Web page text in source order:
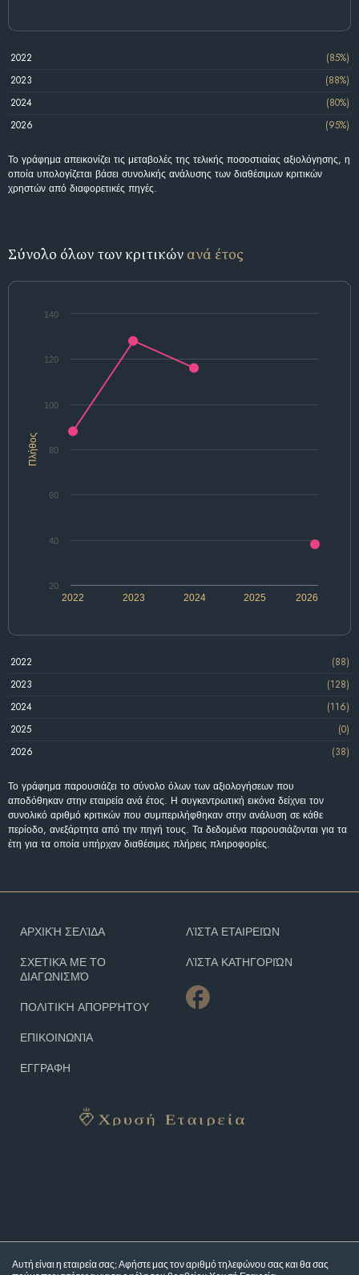
2022
(85%)
2023
(88%)
2024
(80%)
2026
(95%)
Το γράφημα απεικονίζει τις μεταβολές της τελικής ποσοστιαίας αξιολόγησης, η
οποία υπολογίζεται βάσει συνολικής ανάλυσης των διαθέσιμων κριτικών
χρηστών από διαφορετικές πηγές.
Σύνολο όλων των κριτικών ανά έτος
Πλήθος
2025
2022 2023 2024 2026
20
40
60
80
100
120
140
2022
(88)
2023
(128)
2024
(116)
2025
(0)
2026
(38)
Το γράφημα παρουσιάζει το σύνολο όλων των αξιολογήσεων που
αποδόθηκαν στην εταιρεία ανά έτος. Η συγκεντρωτική εικόνα δείχνει τον
συνολικό αριθμό κριτικών που συμπεριλήφθηκαν στην ανάλυση σε κάθε
περίοδο, ανεξάρτητα από την πηγή τους. Τα δεδομένα παρουσιάζονται για τα
έτη για τα οποία υπήρχαν διαθέσιμες πλήρεις πληροφορίες.
Αυτή είναι η εταιρεία σας; Αφήστε μας τον αριθμό τηλεφώνου σας και θα σας
ΑΡΧΙΚΉ ΣΕΛΊΔΑ
ΣΧΕΤΙΚΆ ΜΕ ΤΟ
ΔΙΑΓΩΝΙΣΜΌ
ΠΟΛΙΤΙΚΉ ΑΠΟΡΡΉΤΟΥ
ΕΠΙΚΟΙΝΩΝΊΑ
ΕΓΓΡΑΦΗ
ΛΊΣΤΑ ΕΤΑΙΡΕΙΏΝ
ΛΊΣΤΑ ΚΑΤΗΓΟΡΙΏΝ